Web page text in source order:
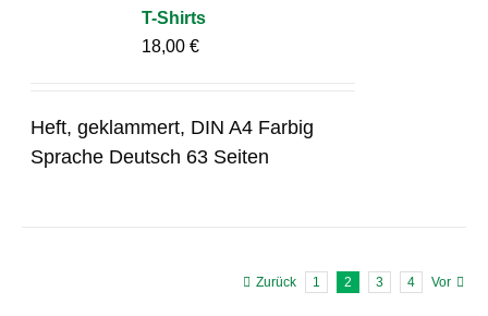
T-Shirts
18,00€
Heft, geklammert, DIN A4 Farbig
Sprache Deutsch 63 Seiten
Zurück 1 2 3 4 Vor